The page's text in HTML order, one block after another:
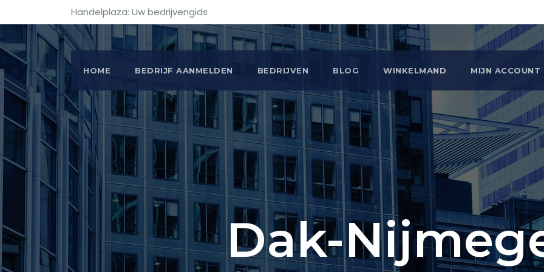
Handelplaza: Uw bedrijvengids
HOME BEDRIJF AANMELDEN BEDRIJVEN BLOG WINKELMAND MIJN ACCOUNT
Dak-